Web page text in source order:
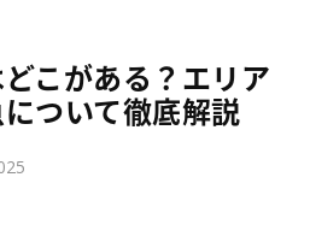
こがある？エリア
ついて徹底解説